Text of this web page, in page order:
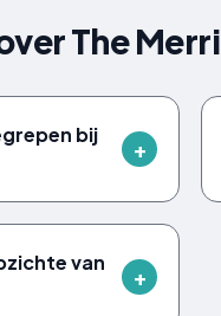
The
bij
van